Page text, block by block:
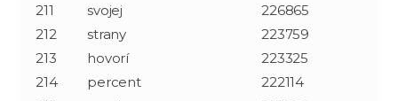
211
svojej
226865
212
strany
223759
213
hovorí
223325
214
percent
222114